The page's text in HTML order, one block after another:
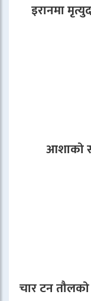
इरानमा
आशाको
चार टन